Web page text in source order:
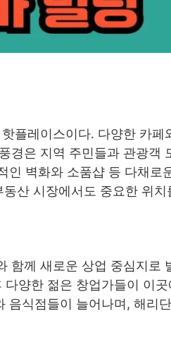
플레이스이다. 다양한 카페
경은 지역 주민들과 관광객
인 벽화와 소품샵 등 다채로
산 시장에서도 중요한 위치
함께 새로운 상업 중심지로
양한 젊은 창업가들이 이
식점들이 늘어나며, 해리